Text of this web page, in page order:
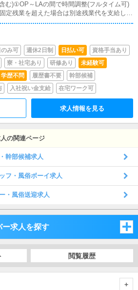
む)①OP～LAの間で時間調整(フルタイム可)
定残業を超えた場合は別途残業代を支給しま
夜番(8時間)③上記以外でもシフト調整可能
み可 週休2日制 日払い可
資格手当あり
寮・社宅あり 研修あり
未経験可
学歴不問 履歴書不要
幹部候補
入社祝い金支給 在宅ワーク可
求人情報を見る
の関連ページ
幹部候補求人
フ・風俗ボーイ求人
・風俗送迎求人
ー求人を探す
閲覧履歴